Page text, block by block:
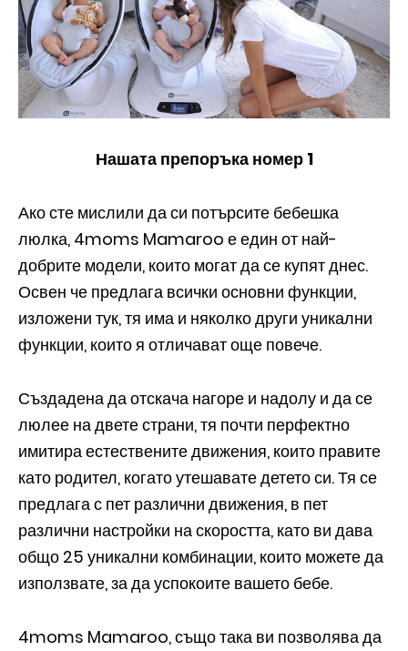
Нашата препоръка номер 1
Ако сте мислили да си потърсите бебешка
люлка, 4moms Mamaroo е един от най-
добрите модели, които могат да се купят днес.
Освен че предлага всички основни функции,
изложени тук, тя има и няколко други уникални
функции, които я отличават още повече.
Създадена да отскача нагоре и надолу и да се
люлее на двете страни, тя почти перфектно
имитира естествените движения, които правите
като родител, когато утешавате детето си. Тя се
предлага с пет различни движения, в пет
различни настройки на скоростта, като ви дава
общо 25 уникални комбинации, които можете да
използвате, за да успокоите вашето бебе.
4moms Mamaroo, също така ви позволява да